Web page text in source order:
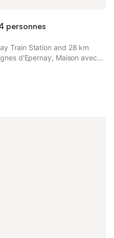
: serviettes, gel douche,
c
personnes
Train Station and 28 km
d'Epernay, Maison avec
accommodation with a